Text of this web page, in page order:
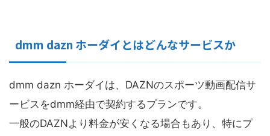
dmm dazn ホーダイとはどんなサービスか
dmm dazn ホーダイは、DAZNのスポーツ動画配信サ
ービスをdmm経由で契約するプランです。
一般のDAZNより料金が安くなる場合もあり、特にプ